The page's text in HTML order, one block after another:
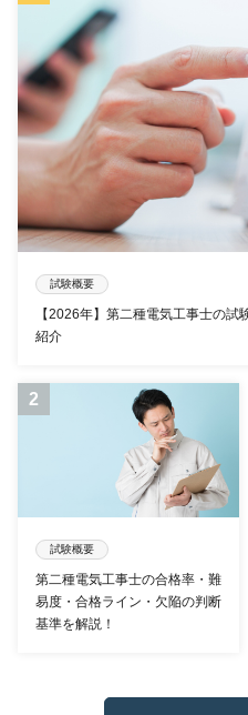
試験概要
【2026年】第二種電気工事士の
紹介
試験概要
第二種電気工事士の合格率・難
易度・合格ライン・欠陥の判断
基準を解説！